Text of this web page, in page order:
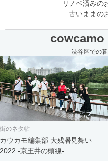
リノベ済みの
古いままの
cowcamo
渋谷区での
街のネタ帖
カウカモ編集部 大残暑見舞い
2022 -京王井の頭線-